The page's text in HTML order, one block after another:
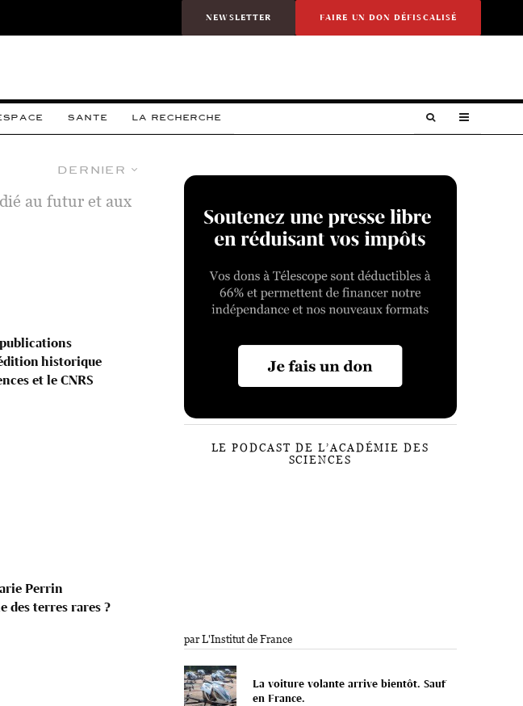
NEWSLETTER FAIRE UN DON DÉFISCALISÉ
SANTE LA RECHERCHE
Dernier
au futur et aux
historique
et le CNRS
Perrin
des terres rares ?
LE PODCAST DE L’ACADÉMIE DES
SCIENCES
par L'Institut de France
La voiture volante arrive bientôt. Sauf
en France.